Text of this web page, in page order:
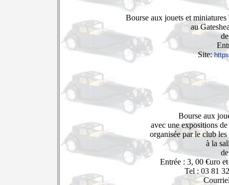
Bourse aux jouets et
au
Site:
Bourse aux
avec une expositions
organisée par le club
à la
Entrée : 3, 00 €uro
Tel : 03 81